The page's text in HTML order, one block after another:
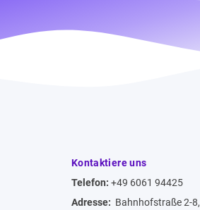
Kontaktiere uns
Telefon: +49 6061 94425
Adresse: Bahnhofstraße 2-8,